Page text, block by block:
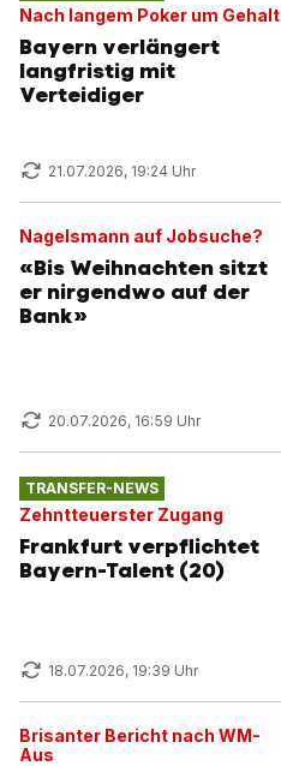
Nach langem Poker um Gehalt
Bayern verlängert
langfristig mit
Verteidiger
21.07.2026, 19:24 Uhr
Nagelsmann auf Jobsuche?
«Bis Weihnachten sitzt
er nirgendwo auf der
Bank»
20.07.2026, 16:59 Uhr
TRANSFER-NEWS
Zehntteuerster Zugang
Frankfurt verpflichtet
Bayern-Talent (20)
18.07.2026, 19:39 Uhr
Brisanter Bericht nach WM-
Aus